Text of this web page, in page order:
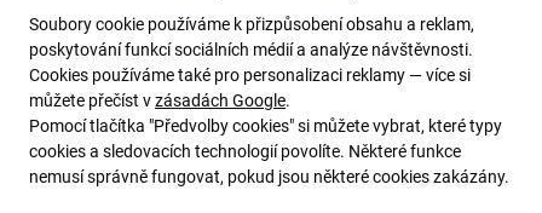
Spigen
Spigen - Řemínek
Durapro Armor pro Apple
Watch (42, 44, 45,
49mm), šedá
Durapro Armor PU pro
Apple Watch (42, 44, 45,
49mm), černá
Soubory cookie používáme k přizpůsobení obsahu a reklam,
poskytování funkcí sociálních médií a analýze návštěvnosti.
Cookies používáme také pro personalizaci reklamy — více si
můžete přečíst vzásadách Google.
Pomocí tlačítka "Předvolby cookies" si můžete vybrat, které typy
cookies a sledovacích technologií povolíte. Některé funkce
nemusí správně fungovat, pokud jsou některé cookies zakázány.